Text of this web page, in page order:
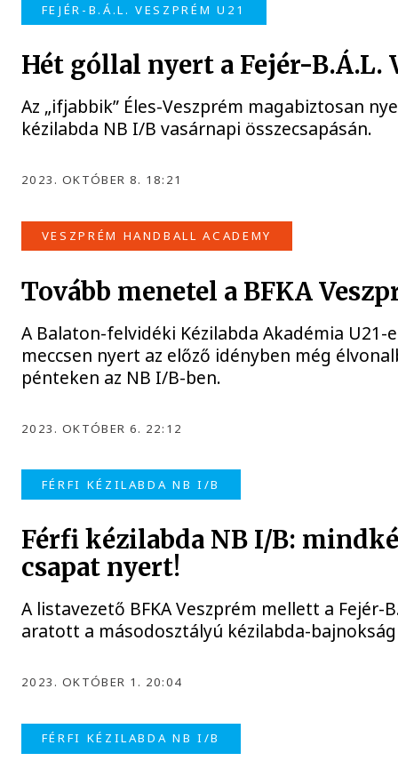
FEJÉR-B.Á.L. VESZPRÉM U21
Hét góllal nyert a Fejér-B.Á.L.
Az „ifjabbik” Éles-Veszprém magabiztosan
kézilabda NB I/B vasárnapi összecsapásán.
2023. OKTÓBER 8. 18:21
VESZPRÉM HANDBALL ACADEMY
Tovább menetel a BFKA
A Balaton-felvidéki Kézilabda Akadémia
meccsen nyert az előző idényben még
pénteken az NB I/B-ben.
2023. OKTÓBER 6. 22:12
FÉRFI KÉZILABDA NB I/B
Férfi kézilabda NB I/B:
csapat nyert!
A listavezető BFKA Veszprém mellett a Fejér-
aratott a másodosztályú kézilabda-
2023. OKTÓBER 1. 20:04
FÉRFI KÉZILABDA NB I/B